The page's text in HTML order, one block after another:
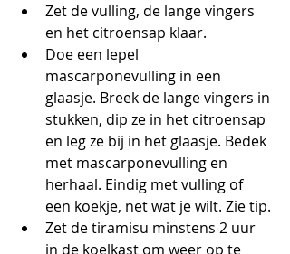
Zet de vulling, de lange vingers
en het citroensap klaar.
Doe een lepel
mascarponevulling in een
glaasje. Breek de lange vingers in
stukken, dip ze in het citroensap
en leg ze bij in het glaasje. Bedek
met mascarponevulling en
herhaal. Eindig met vulling of
een koekje, net wat je wilt. Zie tip.
Zet de tiramisu minstens 2 uur
in de koelkast om weer op te